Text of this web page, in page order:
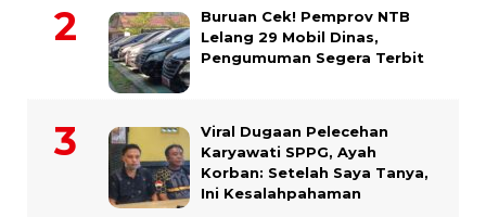
Buruan Cek! Pemprov NTB
Lelang 29 Mobil Dinas,
Pengumuman Segera Terbit
Viral Dugaan Pelecehan
Karyawati SPPG, Ayah
Korban: Setelah Saya Tanya,
Ini Kesalahpahaman